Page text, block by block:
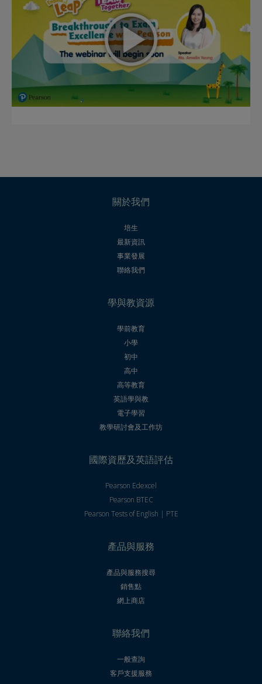
關於我們
培生
最新資訊
事業發展
聯絡我們
學與教資源
學前教育
小學
初中
高中
高等教育
英語學與教
電子學習
教學研討會及工作坊
國際資歷及英語評估
Pearson Edexcel
Pearson BTEC
Pearson Tests of English | PTE
產品與服務
產品與服務搜尋
銷售點
網上商店
聯絡我們
一般查詢
客戶支援服務